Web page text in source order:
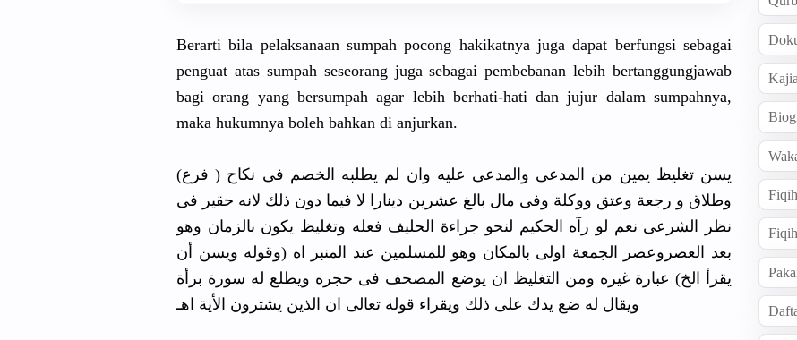
Berarti bila pelaksanaan sumpah pocong hakikatnya juga dapat berfungsi sebagai
penguat atas sumpah seseorang juga sebagai pembebanan lebih bertanggungjawab
bagi orang yang bersumpah agar lebih berhati-hati dan jujur dalam sumpahnya,
maka hukumnya boleh bahkan di anjurkan.
(فرع ) يسن تغليظ يمين من المدعى والمدعى عليه وان لم يطلبه الخصم فى نكاح
وطلاق و رجعة وعتق ووكلة وفى مال بالغ عشرين دينارا لا فيما دون ذلك لانه حقير فى
نظر الشرعى نعم لو رآه الحكيم لنحو جراءة الحليف فعله وتغليظ يكون بالزمان وهو
بعد العصروعصر الجمعة اولى بالمكان وهو للمسلمين عند المنبر اه (وقوله ويسن أن
يقرأ الخ) عبارة غيره ومن التغليظ ان يوضع المصحف فى حجره ويطلع له سورة برأة
ويقال له ضع يدك على ذلك ويقراء قوله تعالى ان الذين يشترون الأية اهـ